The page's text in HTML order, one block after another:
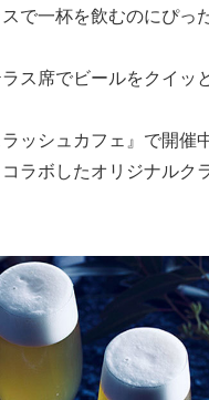
で一杯を飲むのにぴっ
ス席でビールをクイッ
ッシュカフェ』で開催
ラボしたオリジナルク